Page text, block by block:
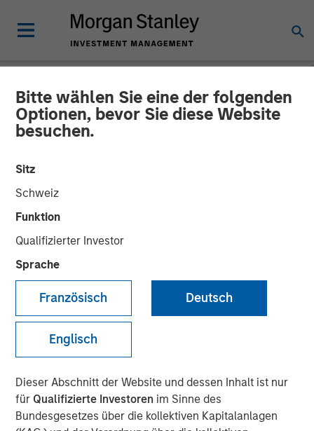
Bitte wählen Sie eine der folgenden
Optionen, bevor Sie diese Website
besuchen.
Sitz
Schweiz
Funktion
Qualifizierter Investor
Sprache
Französisch Deutsch
Englisch
Dieser Abschnitt der Website und dessen Inhalt ist nur
für Qualifizierte Investoren im Sinne des
Bundesgesetzes über die kollektiven Kapitalanlagen
NEWSROOM
Morgan Stanley Investment
Management Raises Over
$1.4 Billion for North Haven
Tactical Value Fund
12 DEZEMBER 2018
NEW YORK — December 12, 2018, 9:05 AM EST
Morgan Stanley Investment Management today
announced it has raised over $1.4 billion for North Haven
Tactical Value Fund LP and its related funds (collectively